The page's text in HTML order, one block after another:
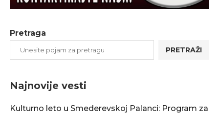
Pretraga
PRETRAŽI
Najnovije vesti
Kulturno leto u Smederevskoj Palanci: Program za